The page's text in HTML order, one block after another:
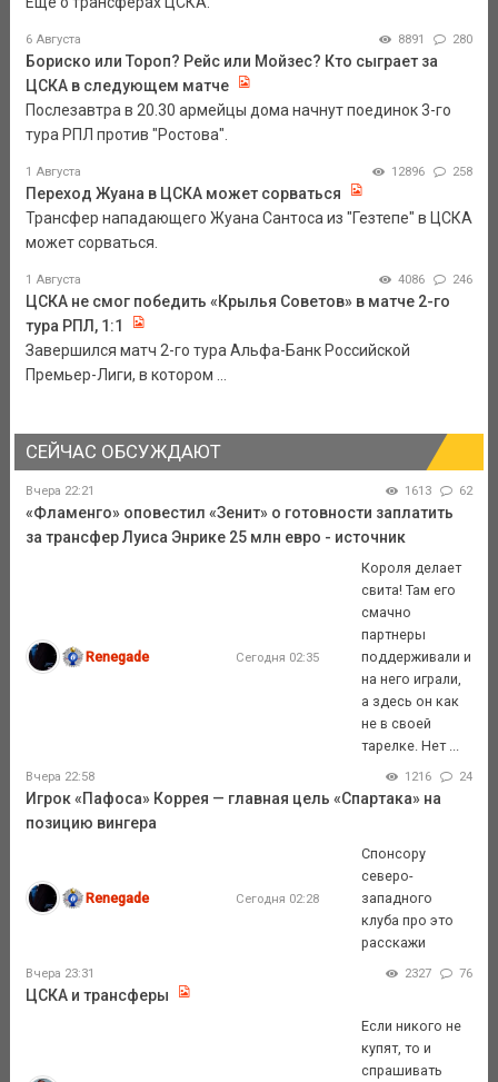
6 Августа 8891 280
Бориско или Тороп? Рейс или Мойзес? Кто сыграет за
ЦСКА в следующем матче
Послезавтра в 20.30 армейцы дома начнут поединок 3-го
тура РПЛ против "Ростова".
1 Августа 12896 258
Переход Жуана в ЦСКА может сорваться
Трансфер нападающего Жуана Сантоса из "Гезтепе" в ЦСКА
может сорваться.
1 Августа 4086 246
ЦСКА не смог победить «Крылья Советов» в матче 2-го
тура РПЛ, 1:1
Завершился матч 2-го тура Альфа-Банк Российской
Премьер-Лиги, в котором ...
СЕЙЧАС ОБСУЖДАЮТ
Вчера 22:21 1613 62
«Фламенго» оповестил «Зенит» о готовности заплатить
за трансфер Луиса Энрике 25 млн евро - источник
Renegade Сегодня 02:35
Короля делает
свита! Там его
смачно
партнеры
поддерживали и
на него играли,
а здесь он как
не в своей
тарелке. Нет ...
Вчера 22:58 1216 24
Игрок «Пафоса» Коррея — главная цель «Спартака» на
позицию вингера
Renegade Сегодня 02:28
Спонсору
северо-
западного
клуба про это
расскажи
Вчера 23:31 2327 76
ЦСКА и трансферы
Если никого не
купят, то и
спрашивать